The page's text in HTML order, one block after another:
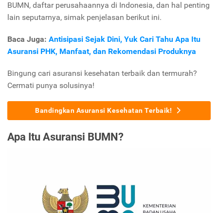
BUMN, daftar perusahaannya di Indonesia, dan hal penting
lain seputarnya, simak penjelasan berikut ini.
Baca Juga: Antisipasi Sejak Dini, Yuk Cari Tahu Apa Itu
Asuransi PHK, Manfaat, dan Rekomendasi Produknya
Bingung cari asuransi kesehatan terbaik dan termurah?
Cermati punya solusinya!
Bandingkan Asuransi Kesehatan Terbaik!
Apa Itu Asuransi BUMN?